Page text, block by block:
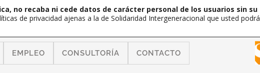
EMPLEO CONSULTORÍA CONTACTO
no recaba ni cede datos de carácter personal de los usuarios sin su
de privacidad ajenas a la de Solidaridad Intergeneracional que usted podrá